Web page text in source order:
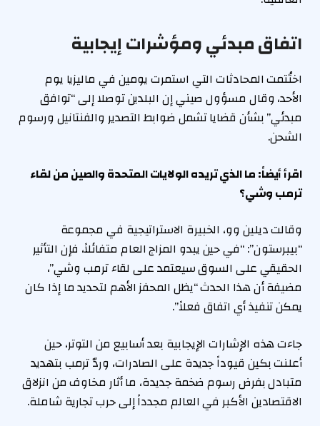
اتفاق مبدئي ومؤشرات إيجابية
اختُتمت المحادثات التي استمرت يومين في ماليزيا يوم
الأحد، وقال مسؤول صيني إن البلدين توصلا إلى “توافق
مبدئي” بشأن قضايا تشمل ضوابط التصدير والفنتانيل ورسوم
الشحن.
اقرأ أيضاً: ما الذي تريده الولايات المتحدة والصين من لقاء
ترمب وشي؟
وقالت ديلين وو، الخبيرة الاستراتيجية في مجموعة
“بيبرستون”: “في حين يبدو المزاج العام متفائلاً، فإن التأثير
الحقيقي على السوق سيعتمد على لقاء ترمب وشي”،
مضيفة أن هذا الحدث “يظل المحفز الأهم لتحديد ما إذا كان
يمكن تنفيذ أي اتفاق فعلاً”.
جاءت هذه الإشارات الإيجابية بعد أسابيع من التوتر، حين
أعلنت بكين قيوداً جديدة على الصادرات، وردّ ترمب بتهديد
متبادل بفرض رسوم ضخمة جديدة، ما أثار مخاوف من انزلاق
الاقتصادين الأكبر في العالم مجدداً إلى حرب تجارية شاملة.